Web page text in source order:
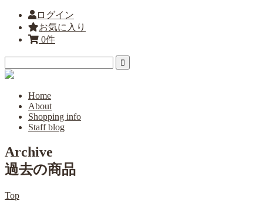
ログイン
お気に入り
0件
Home
About
Shopping info
Staff blog
Archive
過去の商品
Top